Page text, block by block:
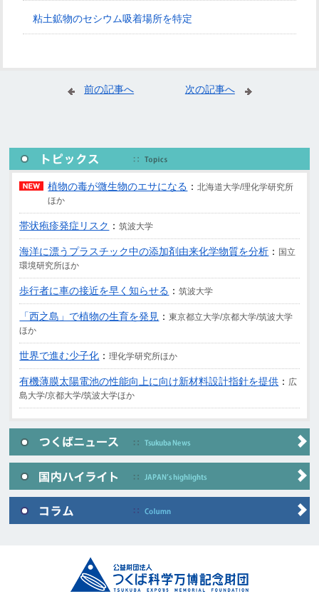
粘土鉱物のセシウム吸着場所を特定
前の記事へ 次の記事へ
植物の毒が微生物のエサになる ：北海道大学/理化学研究所
ほか
帯状疱疹発症リスク ：筑波大学
海洋に漂うプラスチック中の添加剤由来化学物質を分析 ： 国立
環境研究所ほか
歩行者に車の接近を早く知らせる ：筑波大学
「西之島」で植物の生育を発見 ：東京都立大学/京都大学/筑波大学
ほか
世界で進む少子化 ：理化学研究所ほか
有機薄膜太陽電池の性能向上に向け新材料設計指針を提供 ： 広
島大学/京都大学/筑波大学ほか